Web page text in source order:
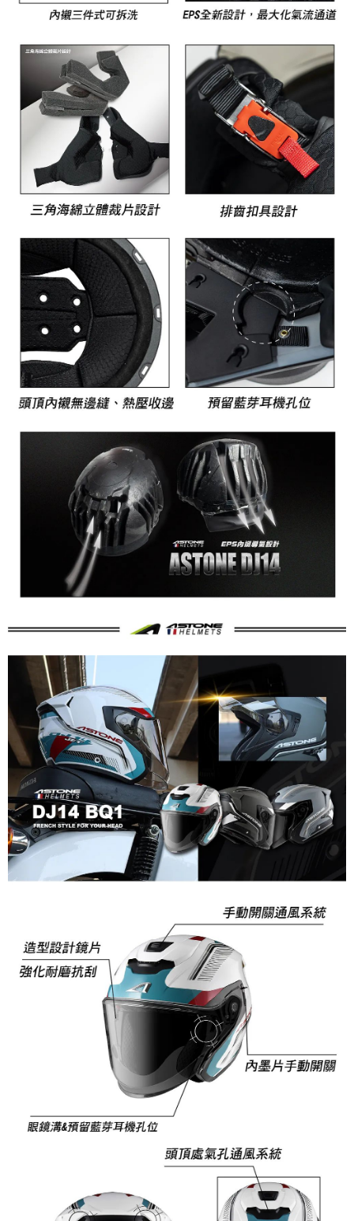
https://aftee.tw/terms/#terms3
３．未成年的使用者請事先徵得法定代理人或監護人之同意方可使用
任。
４．使用「AFTEE先享後付」時，將依據個別帳號之用戶狀況，依本公司即
時審查核予不同之上限額度；若仍有額度不足之情形，本公司將視審查結果
請求用戶進行身份認證。
５．嚴禁一人註冊多個帳號或使用他人資訊註冊。若發現惡意使用之情形，
恩沛科技股份有限公司將有權停止該用戶之使用額度並採取法律行動。